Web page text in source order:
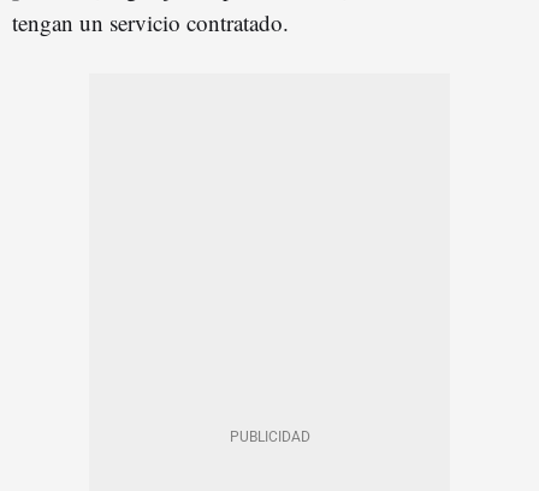
tengan un servicio contratado.